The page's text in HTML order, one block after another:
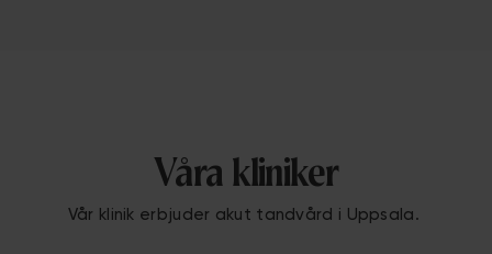
Våra kliniker
Vår klinik erbjuder akut tandvård i Uppsala.